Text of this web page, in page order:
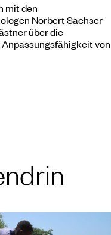
mit den
Norbert Sachser
über die
von